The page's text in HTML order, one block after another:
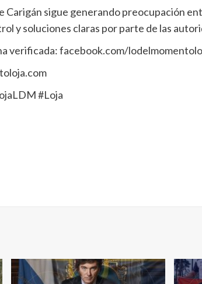
Carigán sigue generando preocupación
y soluciones claras por parte de las
verificada:facebook.com/
#Loja